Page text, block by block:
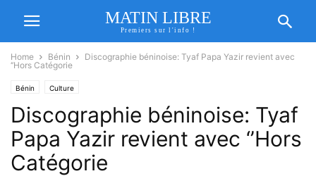
MATIN LIBRE
Premiers sur l'info !
Home Bénin
Discographie béninoise: Tyaf Papa Yazir revient avec
‘’Hors Catégorie
Bénin Culture
Discographie béninoise: Tyaf
Papa Yazir revient avec ‘’Hors
Catégorie